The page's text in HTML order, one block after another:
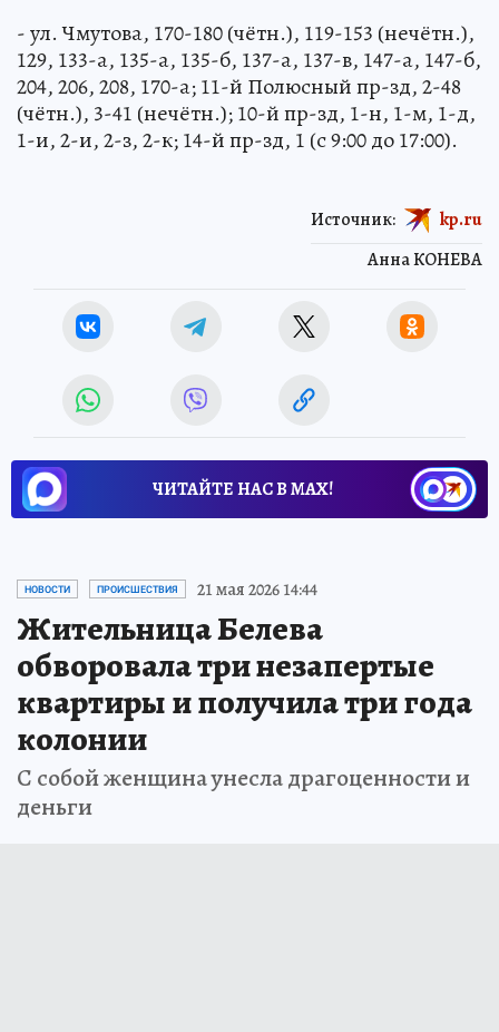
- ул. Чмутова, 170-180 (чётн.), 119-153 (нечётн.),
129, 133-а, 135-а, 135-б, 137-а, 137-в, 147-а, 147-б,
204, 206, 208, 170-а; 11-й Полюсный пр-зд, 2-48
(чётн.), 3-41 (нечётн.); 10-й пр-зд, 1-н, 1-м, 1-д,
1-и, 2-и, 2-з, 2-к; 14-й пр-зд, 1 (с 9:00 до 17:00).
Анна КОНЕВА
Источник: kp.ru
ЧИТАЙТЕ НАС В МАХ!
НОВОСТИ ПРОИСШЕСТВИЯ 21 мая 2026 14:44
Жительница Белева
обворовала три незапертые
квартиры и получила три года
колонии
С собой женщина унесла драгоценности и
деньги